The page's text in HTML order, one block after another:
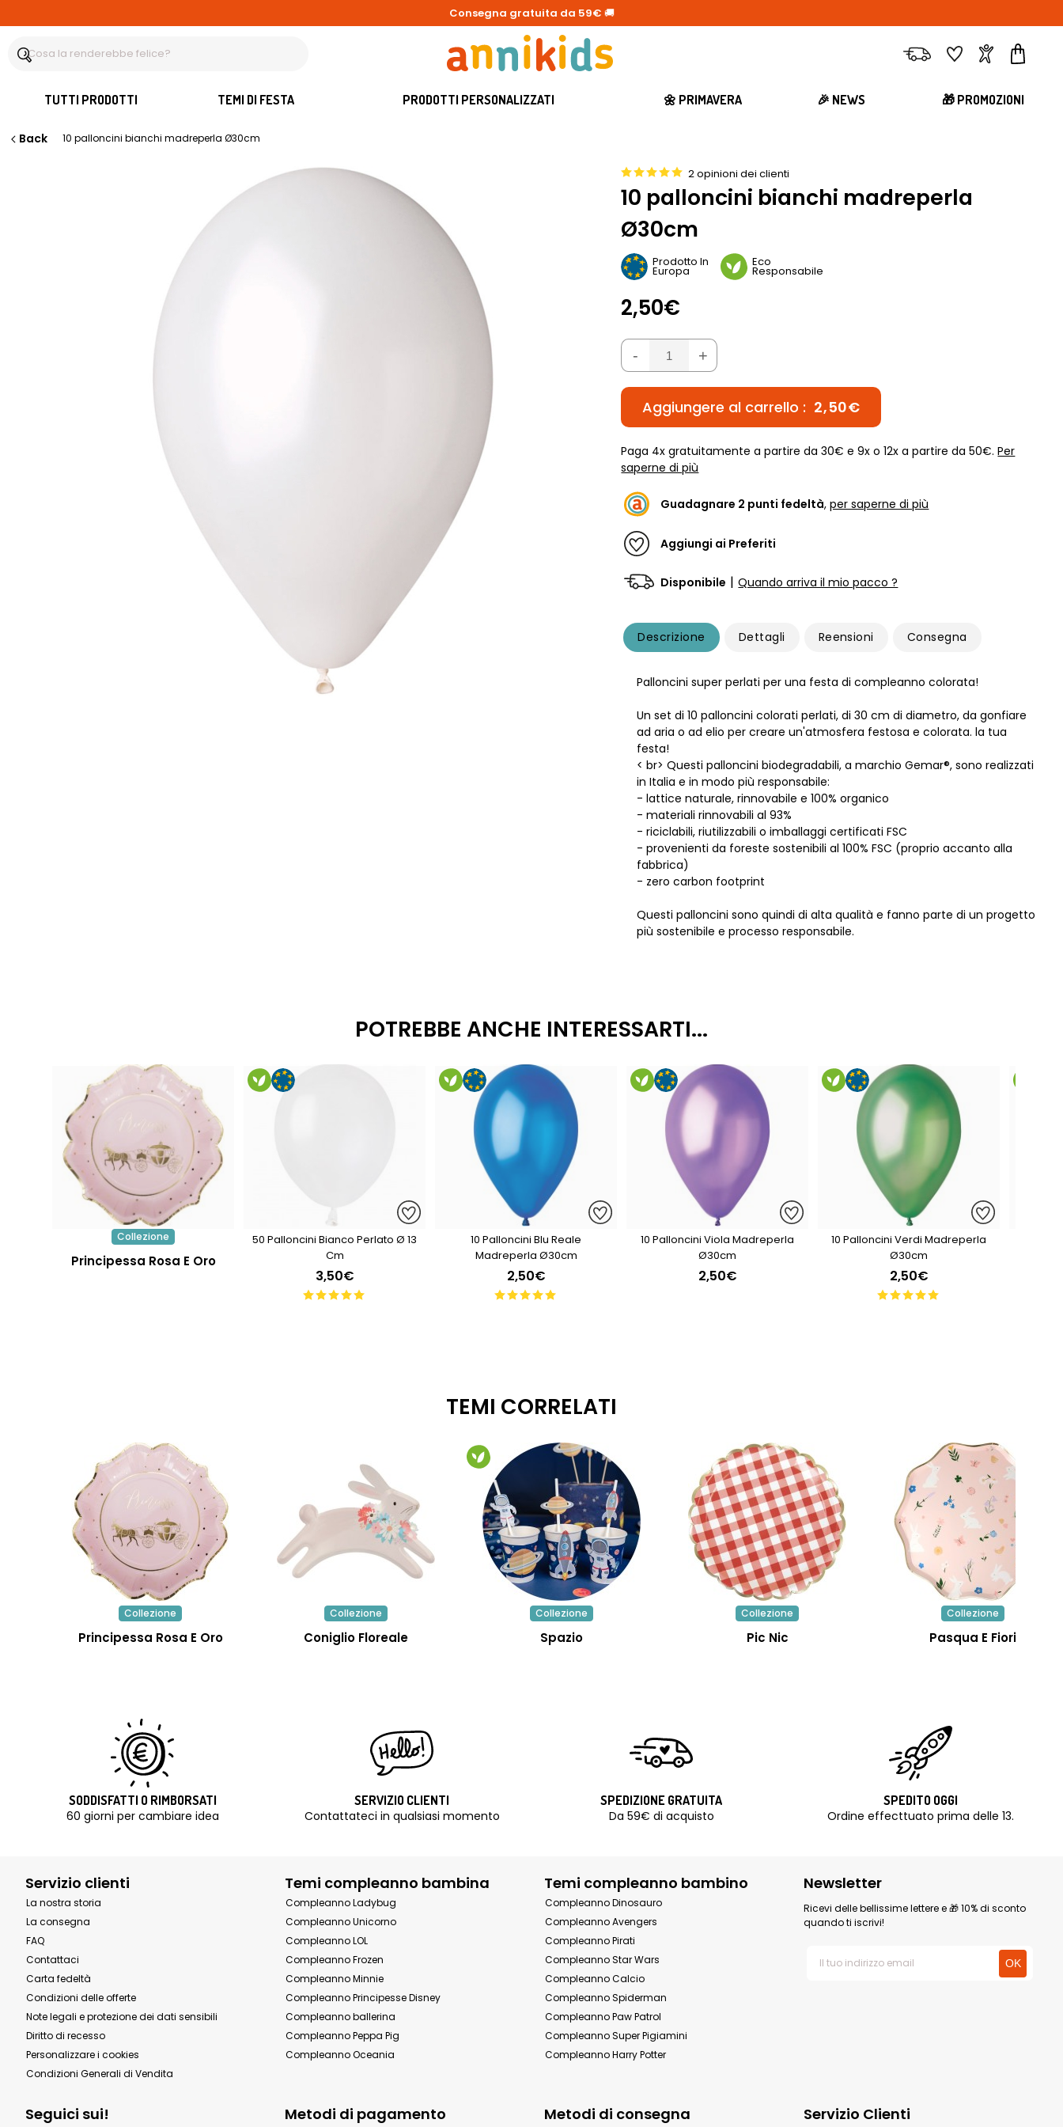
Consegna gratuita da 59€ 🚚
ConsegnaPreferitiAccount
TUTTI PRODOTTI TEMI DI FESTA PRODOTTI PERSONALIZZATI 🌼 PRIMAVERA 🎉 NEWS 🎁 PROMOZIONI
Back 10 palloncini bianchi madreperla Ø30cm
2 opinioni dei clienti
10 palloncini bianchi madreperla
Ø30cm
Prodotto In
Europa
Eco
Responsabile
2,50€
- +
Aggiungere al carrello : 2,50€
Paga 4x gratuitamente a partire da 30€ e 9x o 12x a partire da 50€.Per
saperne di più
Guadagnare 2 punti fedeltà,per saperne di più
Aggiungi ai Preferiti
Disponibile | Quando arriva il mio pacco ?
Descrizione Dettagli Reensioni Consegna
Palloncini super perlati per una festa di compleanno colorata!
Un set di 10 palloncini colorati perlati, di 30 cm di diametro, da gonfiare
ad aria o ad elio per creare un'atmosfera festosa e colorata. la tua
festa!
< br> Questi palloncini biodegradabili, a marchio Gemar®, sono realizzati
in Italia e in modo più responsabile:
- lattice naturale, rinnovabile e 100% organico
- materiali rinnovabili al 93%
- riciclabili, riutilizzabili o imballaggi certificati FSC
- provenienti da foreste sostenibili al 100% FSC (proprio accanto alla
fabbrica)
- zero carbon footprint
Questi palloncini sono quindi di alta qualità e fanno parte di un progetto
più sostenibile e processo responsabile.
POTREBBE ANCHE INTERESSARTI...
Collezione
Principessa Rosa E Oro
50 Palloncini Bianco Perlato Ø 13
Cm
3,50€
10 Palloncini Blu Reale
Madreperla Ø30cm
2,50€
10 Palloncini Viola Madreperla
Ø30cm
2,50€
10 Palloncini Verdi Madreperla
Ø30cm
2,50€
TEMI CORRELATI
Collezione
Principessa Rosa E Oro
Collezione
Coniglio Floreale
Collezione
Spazio
Collezione
Pic Nic
Collezione
Pasqua E Fiori
SODDISFATTI O RIMBORSATI
60 giorni per cambiare idea
SERVIZIO CLIENTI
Contattateci in qualsiasi momento
SPEDIZIONE GRATUITA
Da 59€ di acquisto
SPEDITO OGGI
Ordine effecttuato prima delle 13.
Servizio clienti
La nostra storia
La consegna
FAQ
Contattaci
Carta fedeltà
Condizioni delle offerte
Note legali e protezione dei dati sensibili
Diritto di recesso
Personalizzare i cookies
Condizioni Generali di Vendita
Temi compleanno bambina
Compleanno Ladybug
Compleanno Unicorno
Compleanno LOL
Compleanno Frozen
Compleanno Minnie
Compleanno Principesse Disney
Compleanno ballerina
Compleanno Peppa Pig
Compleanno Oceania
Temi compleanno bambino
Compleanno Dinosauro
Compleanno Avengers
Compleanno Pirati
Compleanno Star Wars
Compleanno Calcio
Compleanno Spiderman
Compleanno Paw Patrol
Compleanno Super Pigiamini
Compleanno Harry Potter
Newsletter
Ricevi delle bellissime lettere e 🎁 10% di sconto
quando ti iscrivi!
Seguici sui! Metodi di pagamento Metodi di consegna Servizio Clienti